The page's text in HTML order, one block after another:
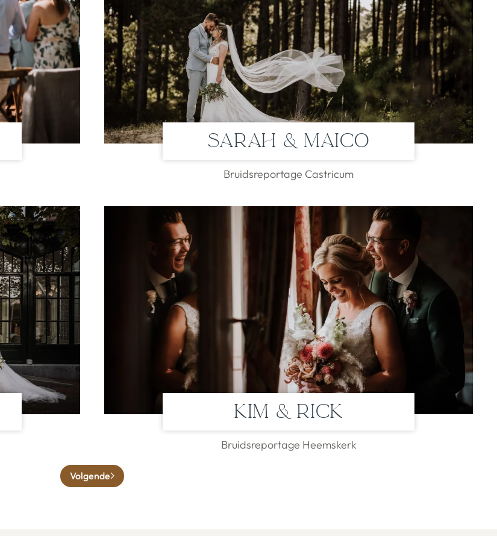
Sarah & Maico
Bruidsreportage Castricum
Kim & Rick
Bruidsreportage Heemskerk
Volgende